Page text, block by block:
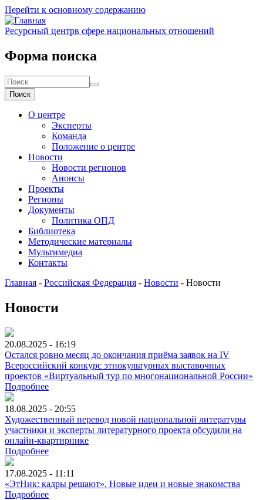
Перейти к основному содержанию
Ресурсный центрв сфере национальных отношений
Форма поиска
Поиск
О центре
Эксперты
Команда
Положение о центре
Новости
Новости регионов
Анонсы
Проекты
Регионы
Документы
Политика ОПД
Библиотека
Методические материалы
Мультимедиа
Контакты
Главная - Российская Федерация - Новости - Новости
Новости
20.08.2025 - 16:19
Остался ровно месяц до окончания приёма заявок на IV
Всероссийский конкурс этнокультурных выставочных
проектов «Виртуальный тур по многонациональной России»
Подробнее
18.08.2025 - 20:55
Художественный перевод новой национальной литературы
участники и эксперты литературного проекта обсудили на
онлайн-квартирнике
Подробнее
17.08.2025 - 11:11
«ЭтНик: кадры решают». Новые идеи и новые знакомства
Подробнее